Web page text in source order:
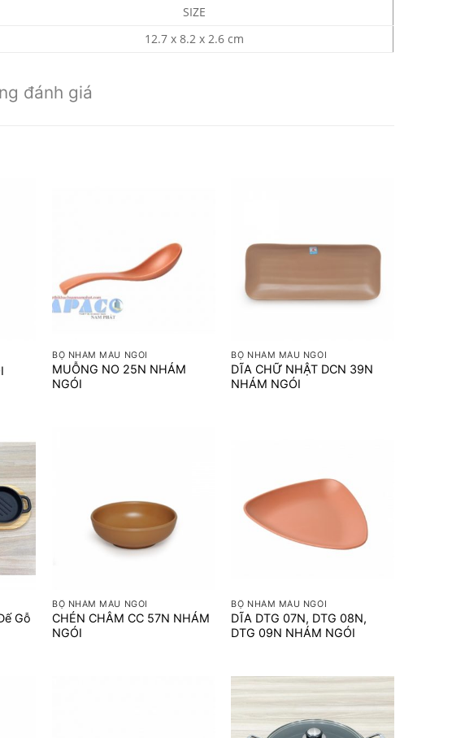
SIZE
12.7 x 8.2 x 2.6 cm
đánh giá
BỘ NHÁM MÀU NGÓI
MUỖNG NO 25N NHÁM
NGÓI
BỘ NHÁM MÀU NGÓI
DĨA CHỮ NHẬT DCN 39N
NHÁM NGÓI
Gỗ
BỘ NHÁM MÀU NGÓI
CHÉN CHÂM CC 57N NHÁM
NGÓI
BỘ NHÁM MÀU NGÓI
DĨA DTG 07N, DTG 08N,
DTG 09N NHÁM NGÓI